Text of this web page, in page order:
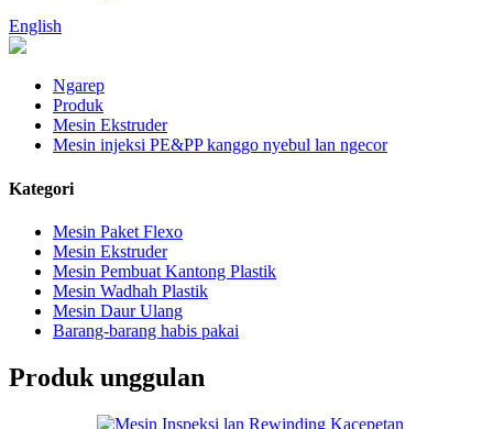
English
Ngarep
Produk
Mesin Ekstruder
Mesin injeksi PE&PP kanggo nyebul lan ngecor
Kategori
Mesin Paket Flexo
Mesin Ekstruder
Mesin Pembuat Kantong Plastik
Mesin Wadhah Plastik
Mesin Daur Ulang
Barang-barang habis pakai
Produk unggulan